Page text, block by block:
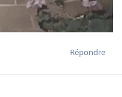
Répondre